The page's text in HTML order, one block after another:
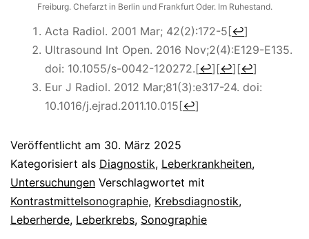
Freiburg. Chefarzt in Berlin und Frankfurt Oder. Im Ruhestand.
Acta Radiol. 2001 Mar; 42(2):172-5[↩]
Ultrasound Int Open. 2016 Nov;2(4):E129-E135.
doi: 10.1055/s-0042-120272.[↩] [↩] [↩]
Eur J Radiol. 2012 Mar;81(3):e317-24. doi:
10.1016/j.ejrad.2011.10.015[↩]
Veröffentlicht am 30. März 2025
Kategorisiert als Diagnostik, Leberkrankheiten,
Untersuchungen Verschlagwortet mit
Kontrastmittelsonographie, Krebsdiagnostik,
Leberherde, Leberkrebs, Sonographie